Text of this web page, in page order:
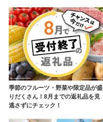
季節のフルーツ・野菜や限定品が盛
りだくさん！8月までの返礼品を見
逃さずにチェック！